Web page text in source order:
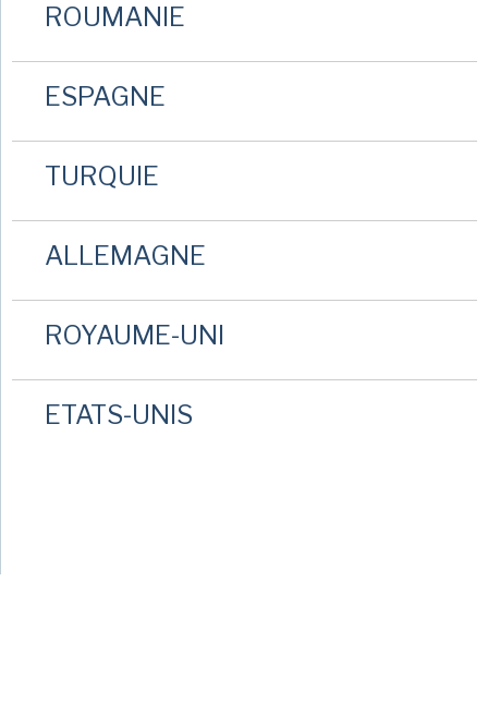
ROUMANIE
ESPAGNE
TURQUIE
ALLEMAGNE
ROYAUME-UNI
ETATS-UNIS